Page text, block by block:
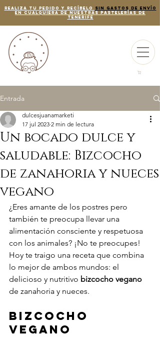
REALIZA TU PEDIDO Y RECÍBELO
SIN GASTOS DE ENVÍO
EN CUALQUIERA DE NUESTRAS PASTELERÍAS de
tenerife
Entrada
Un bocado dulce y
saludable: Bizcocho
de zanahoria y nueces
vegano
dulcesjuanamarketi
17 jul 2023 2 min de lectura
¿Eres amante de los postres pero
también te preocupa llevar una
alimentación consciente y respetuosa
con los animales? ¡No te preocupes!
Hoy te traigo una receta que combina
lo mejor de ambos mundos: el
delicioso y nutritivo bizcocho vegano
de zanahoria y nueces.
Bizcocho
vegano